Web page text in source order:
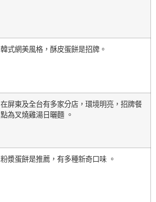
韓式網美風格，酥皮蛋餅是招牌。
在屏東及全台有多家分店，環境明亮，招牌餐
點為叉燒雞湯日曬麵 。
粉漿蛋餅是推薦，有多種新奇口味 。